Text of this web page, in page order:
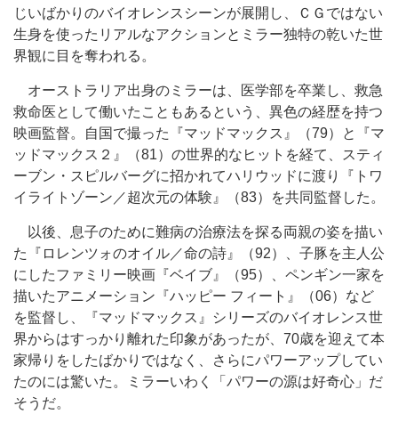
じいばかりのバイオレンスシーンが展開し、ＣＧではない
生身を使ったリアルなアクションとミラー独特の乾いた世
界観に目を奪われる。
オーストラリア出身のミラーは、医学部を卒業し、救急
救命医として働いたこともあるという、異色の経歴を持つ
映画監督。自国で撮った『マッドマックス』（79）と『マ
ッドマックス２』（81）の世界的なヒットを経て、スティ
ーブン・スピルバーグに招かれてハリウッドに渡り『トワ
イライトゾーン／超次元の体験』（83）を共同監督した。
以後、息子のために難病の治療法を探る両親の姿を描い
た『ロレンツォのオイル／命の詩』（92）、子豚を主人公
にしたファミリー映画『ベイブ』（95）、ペンギン一家を
描いたアニメーション『ハッピー フィート』（06）など
を監督し、『マッドマックス』シリーズのバイオレンス世
界からはすっかり離れた印象があったが、70歳を迎えて本
家帰りをしたばかりではなく、さらにパワーアップしてい
たのには驚いた。ミラーいわく「パワーの源は好奇心」だ
そうだ。